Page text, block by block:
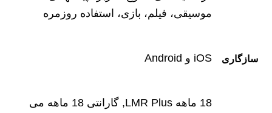
موسیقی، فیلم، بازی، استفاده روزمره
سازگاری iOS و Android
18 ماهه LMR Plus, گارانتی 18 ماهه می